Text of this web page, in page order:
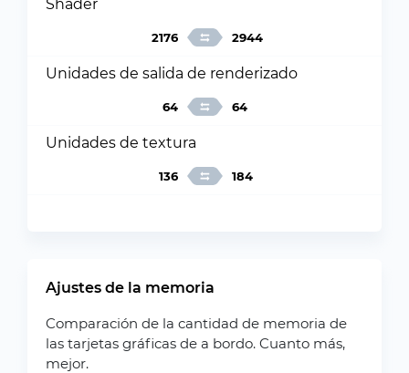
Shader
2176 2944
Unidades de salida de renderizado
64 64
Unidades de textura
136 184
Ajustes de la memoria
Comparación de la cantidad de memoria de
las tarjetas gráficas de a bordo. Cuanto más,
mejor.